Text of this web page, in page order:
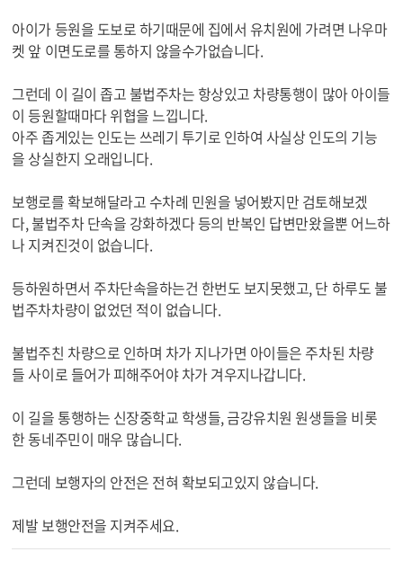
아이가 등원을 도보로 하기때문에 집에서 유치원에 가려면 나우마
켓 앞 이면도로를 통하지 않을수가없습니다.
그런데 이 길이 좁고 불법주차는 항상있고 차량통행이 많아 아이들
이 등원할때마다 위협을 느낍니다.
아주 좁게있는 인도는 쓰레기 투기로 인하여 사실상 인도의 기능
을 상실한지 오래입니다.
보행로를 확보해달라고 수차례 민원을 넣어봤지만 검토해보겠
다, 불법주차 단속을 강화하겠다 등의 반복인 답변만왔을뿐 어느하
나 지켜진것이 없습니다.
등하원하면서 주차단속을하는건 한번도 보지못했고, 단 하루도 불
법주차차량이 없었던 적이 없습니다.
불법주친 차량으로 인하며 차가 지나가면 아이들은 주차된 차량
들 사이로 들어가 피해주어야 차가 겨우지나갑니다.
이 길을 통행하는 신장중학교 학생들, 금강유치원 원생들을 비롯
한 동네주민이 매우 많습니다.
그런데 보행자의 안전은 전혀 확보되고있지 않습니다.
제발 보행안전을 지켜주세요.